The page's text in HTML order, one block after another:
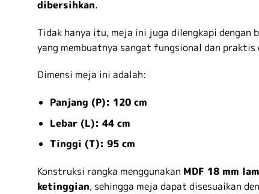
dibersihkan.
Tidak hanya itu, meja ini juga dilengkapi
yang membuatnya sangat fungsional dan
Dimensi meja ini adalah:
Panjang (P): 120 cm
Lebar (L): 44 cm
Tinggi (T): 95 cm
Konstruksi rangka menggunakan MDF 18 mm
ketinggian, sehingga meja dapat disesuaikan